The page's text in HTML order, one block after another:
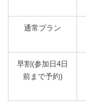
通常プラン
早割(参加日4日
前まで予約)